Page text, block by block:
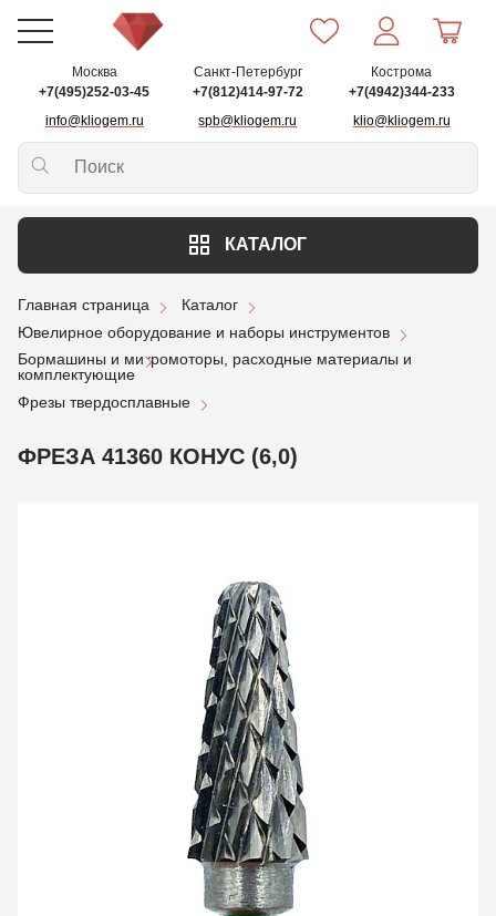
Москва
+7(495)252-03-45
info@kliogem.ru
Санкт-Петербург
+7(812)414-97-72
spb@kliogem.ru
Кострома
+7(4942)344-233
klio@kliogem.ru
КАТАЛОГ
Главная страница
Каталог
Ювелирное оборудование и наборы инструментов
Бормашины и микромоторы, расходные материалы и
комплектующие
Фрезы твердосплавные
ФРЕЗА 41360 КОНУС (6,0)